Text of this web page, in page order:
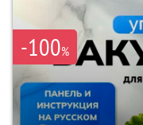
-100%